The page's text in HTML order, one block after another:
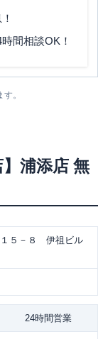
間相談OK！
。
】浦添店 無
１５－８ 伊祖ビル
24時間営業